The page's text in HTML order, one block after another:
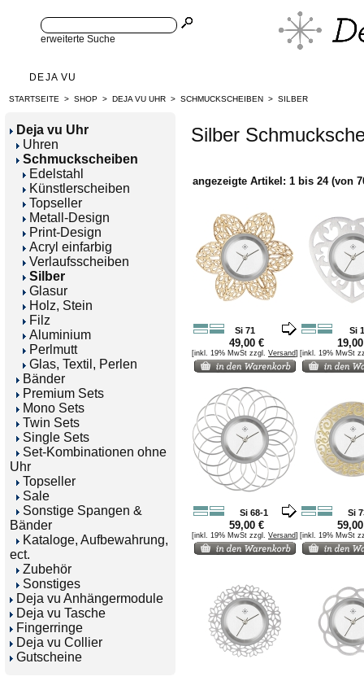
erweiterte Suche
DEJA VU
STARTSEITE > SHOP > DEJA VU UHR > SCHMUCKSCHEIBEN > SILBER
Deja vu Uhr
Uhren
Schmuckscheiben
Edelstahl
Künstlerscheiben
Topseller
Metall-Design
Print-Design
Acryl einfarbig
Verlaufsscheiben
Silber
Glasur
Holz, Stein
Filz
Aluminium
Perlmutt
Glas, Textil, Perlen
Bänder
Premium Sets
Mono Sets
Twin Sets
Single Sets
Set-Kombinationen ohne
Uhr
Topseller
Sale
Sonstige Spangen &
Bänder
Kataloge, Aufbewahrung,
ect.
Zubehör
Sonstiges
Deja vu Anhängermodule
Deja vu Tasche
Fingerringe
Deja vu Collier
Gutscheine
Silber
angezeigte Artikel: 1 bis 24(von
Si 71 Si
49,00 €
[inkl. 19% MwSt zzgl. Versand] [inkl. 19% MwSt
Si 68-1 Si
59,00 €
[inkl. 19% MwSt zzgl. Versand] [inkl. 19% MwSt